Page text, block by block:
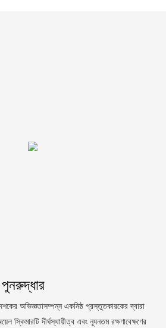
অভিজ্ঞতাসম্পন্ন একনিষ্ঠ প্রস্তুতকারকের দ্বারা
স্কিমারটি দীর্ঘস্থায়ীত্ব এবং ন্যূনতম রক্ষণাবেক্ষণের